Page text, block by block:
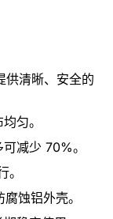
供清晰、安全的
匀。
减少 70%。
蚀铝外壳。